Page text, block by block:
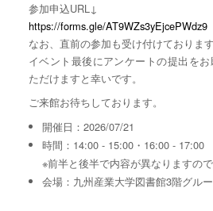
参加申込URL↓
https://forms.gle/AT9WZs3yEjcePWdz9
なお、直前の参加も受け付けております
イベント最後にアンケートの提出を
ただけますと幸いです。
ご来館お待ちしております。
開催日：2026/07/21
時間：14:00 - 15:00・16:00 - 17:00
※前半と後半で内容が異なりますの
会場：九州産業大学図書館3階グル